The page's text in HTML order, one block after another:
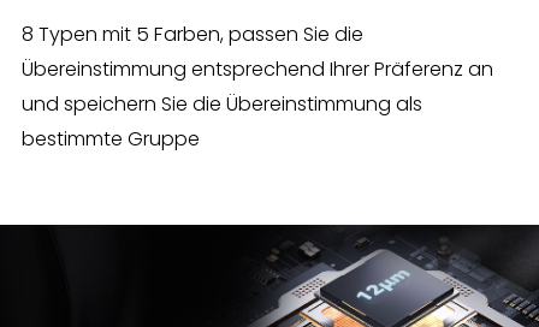
8 Typen mit 5 Farben, passen Sie die
Übereinstimmung entsprechend Ihrer Präferenz an
und speichern Sie die Übereinstimmung als
bestimmte Gruppe